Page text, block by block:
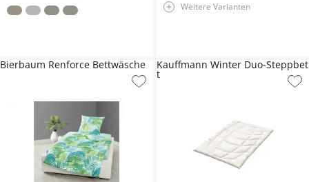
Weitere Varianten
Bierbaum Renforce Bettwäsche Kauffmann Winter Duo-Steppbet
t